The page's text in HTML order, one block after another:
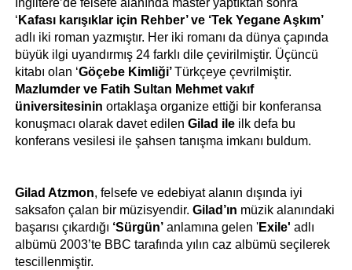
İngiltere’de felsefe alanında master yaptıktan sonra
‘
Kafası karışıklar için Rehber’ ve ‘Tek Yegane Aşkım’
adlı iki roman yazmıştır. Her iki romanı da dünya çapında
büyük ilgi uyandırmış 24 farklı dile çevirilmiştir. Üçüncü
kitabı olan ‘Göçebe Kimliği’
Mazlumder ve Fatih Sultan Mehmet vakıf
üniversitesinin ortaklaşa organize ettiği bir konferansa
konuşmacı olarak davet edilen Gilad ile ilk defa bu
konferans vesilesi ile şahsen tanışma imkanı buldum.
Gilad Atzmon, felsefe ve edebiyat alanın dışında iyi
saksafon çalan bir müzisyendir. Gilad’ın müzik alanındaki
başarısı çıkardığı ‘Sürgün’ anlamına gelen 'Exile' adlı
albümü 2003’te BBC tarafında yılın caz albümü seçilerek
tescillenmiştir.